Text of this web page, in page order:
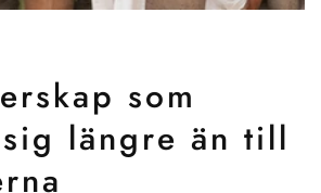
som
längre än till